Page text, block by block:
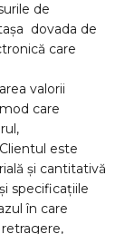
de
dovada de
care
valorii
care
este
și cantitativă
specificațiile
în care